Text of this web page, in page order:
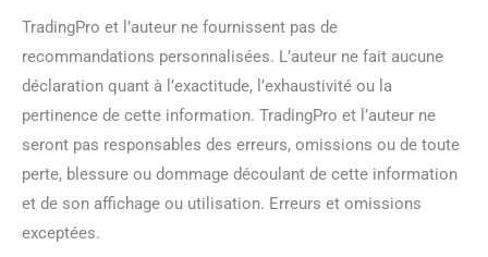
TradingPro et l’auteur ne fournissent pas de
recommandations personnalisées. L’auteur ne fait aucune
déclaration quant à l’exactitude, l’exhaustivité ou la
pertinence de cette information. TradingPro et l’auteur ne
seront pas responsables des erreurs, omissions ou de toute
perte, blessure ou dommage découlant de cette information
et de son affichage ou utilisation. Erreurs et omissions
exceptées.